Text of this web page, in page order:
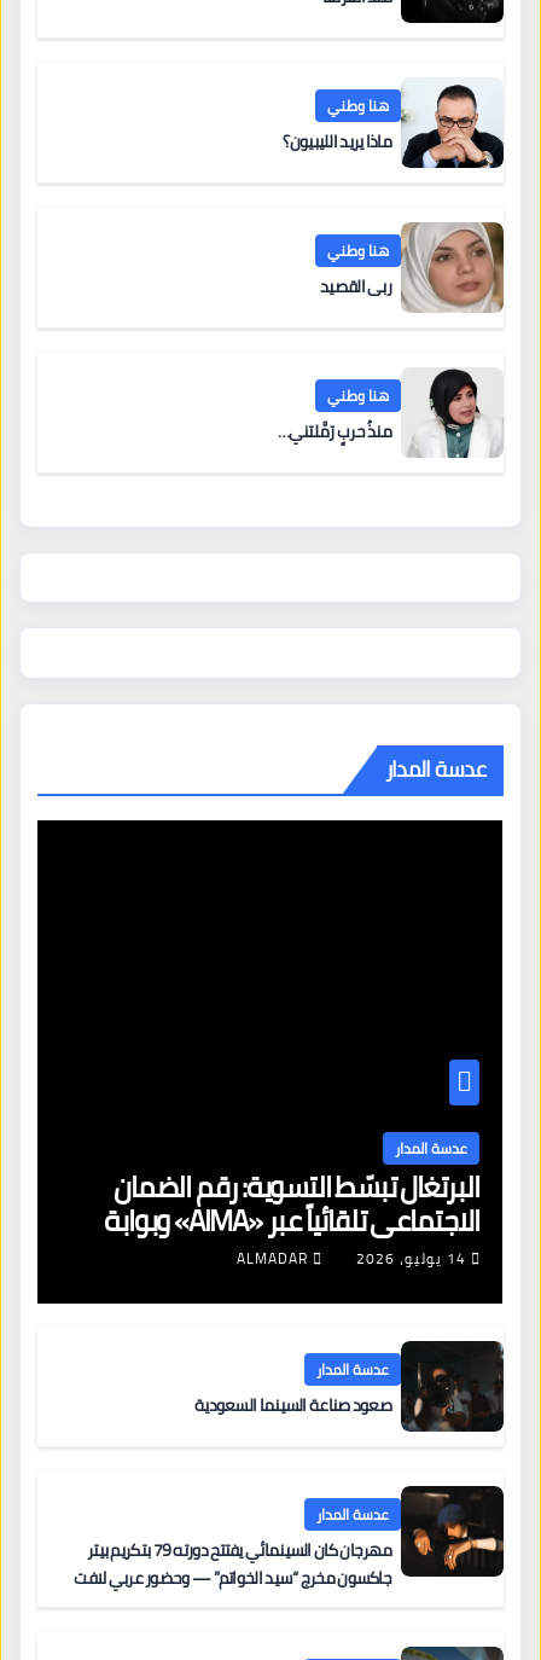
هنا وطني
ماذا يريد الليبيون؟
هنا وطني
ربى القصيد
هنا وطني
منذُ حربٍ رَمَّلتني…
عدسة المدار
عدسة المدار
البرتغال تبسّط التسوية: رقم الضمان
الاجتماعي تلقائياً عبر «AIMA» وبوابة
جديدة لتجديد الإقامات
14 يوليو، 2026 ALMADAR
عدسة المدار
صعود صناعة السينما السعودية
عدسة المدار
مهرجان كان السينمائي يفتتح دورته 79 بتكريم بيتر
جاكسون مخرج “سيد الخواتم” — وحضور عربي لافت